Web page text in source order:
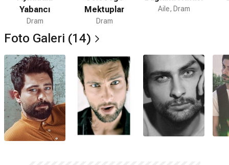
Yabancı
Dram
Mektuplar
Dram
Aile, Dram
Foto Galeri (14)